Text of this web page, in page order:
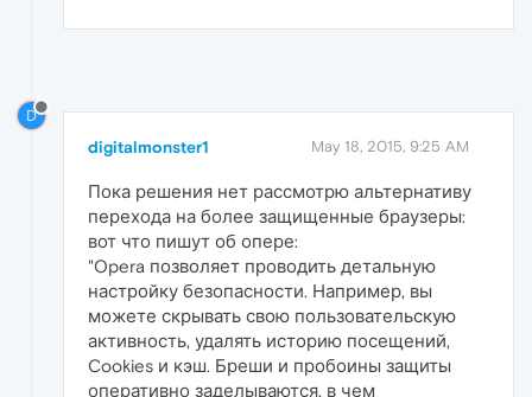
D
digitalmonster1 May 18, 2015, 9:25 AM
Пока решения нет рассмотрю альтернативу
перехода на более защищенные браузеры:
вот что пишут об опере:
"Opera позволяет проводить детальную
настройку безопасности. Например, вы
можете скрывать свою пользовательскую
активность, удалять историю посещений,
Cookies и кэш. Бреши и пробоины защиты
оперативно заделываются, в чем